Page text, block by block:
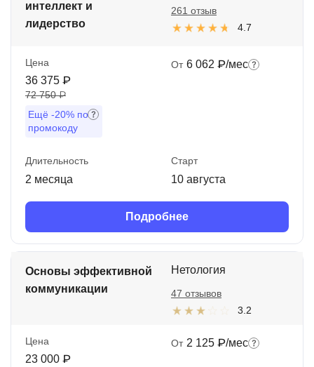
интеллект и
лидерство
4.7
261 отзыв
Цена
36 375 ₽
72 750 ₽
Ещё -20% по
промокоду
От 6 062 ₽/мес
Длительность
2 месяца
Старт
10 августа
Подробнее
Основы эффективной
коммуникации
Нетология
3.2
47 отзывов
Цена
23 000 ₽
От 2 125 ₽/мес